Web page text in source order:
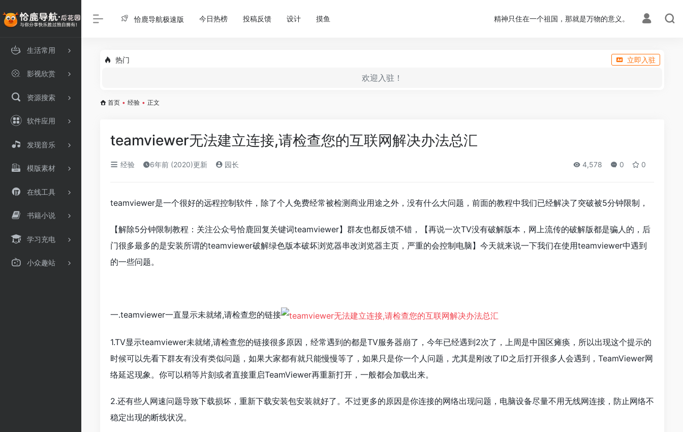
生活常用
影视欣赏
资源搜索
软件应用
发现音乐
模版素材
在线工具
书籍小说
学习充电
小众趣站
恰鹿导航极速版 今日热榜 投稿反馈 设计 摸鱼 精神只住在一个祖国，那就是万物的意义。
热门 立即入驻
欢迎入驻！
首页 • 经验 • 正文
teamviewer无法建立连接,请检查您的互联网解决办法总汇
经验 6年前 (2020)更新 园长 4,578 0 0
teamviewer是一个很好的远程控制软件，除了个人免费经常被检测商业用途之外，没有什么大问题，前面的教程中我们已经解决了突破被5分钟限制，
【解除5分钟限制教程：关注公众号恰鹿回复关键词teamviewer】群友也都反馈不错，【再说一次TV没有破解版本，网上流传的破解版都是骗人的，后
门很多最多的是安装所谓的teamviewer破解绿色版本破坏浏览器串改浏览器主页，严重的会控制电脑】今天就来说一下我们在使用teamviewer中遇到
的一些问题。
一.teamviewer一直显示未就绪,请检查您的链接
1.TV显示teamviewer未就绪,请检查您的链接很多原因，经常遇到的都是TV服务器崩了，今年已经遇到2次了，上周是中国区瘫痪，所以出现这个提示的
时候可以先看下群友有没有类似问题，如果大家都有就只能慢慢等了，如果只是你一个人问题，尤其是刚改了ID之后打开很多人会遇到，TeamViewer网
络延迟现象。你可以稍等片刻或者直接重启TeamViewer再重新打开，一般都会加载出来。
2.还有些人网速问题导致下载损坏，重新下载安装包安装就好了。不过更多的原因是你连接的网络出现问题，电脑设备尽量不用无线网连接，防止网络不
稳定出现的断线状况。